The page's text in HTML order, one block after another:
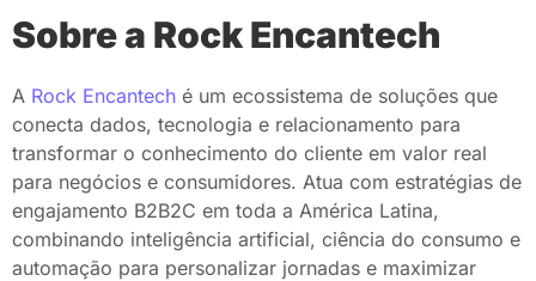
Sobre a Rock Encantech
A Rock Encantech é um ecossistema de soluções que
conecta dados, tecnologia e relacionamento para
transformar o conhecimento do cliente em valor real
para negócios e consumidores. Atua com estratégias de
engajamento B2B2C em toda a América Latina,
combinando inteligência artificial, ciência do consumo e
automação para personalizar jornadas e maximizar